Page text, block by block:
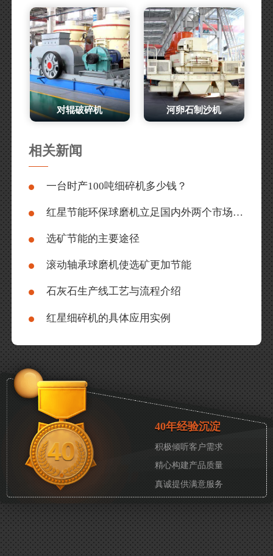
对辊破碎机 河卵石制沙机
相关新闻
一台时产100吨细碎机多少钱？
红星节能环保球磨机立足国内外两个市场，没有淡季
选矿节能的主要途径
滚动轴承球磨机使选矿更加节能
石灰石生产线工艺与流程介绍
红星细碎机的具体应用实例
40年经验沉淀
积极倾听客户需求
精心构建产品质量
真诚提供满意服务